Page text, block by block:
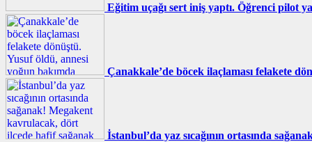
Eğitim uçağı sert iniş yaptı. Öğrenci pilot
Çanakkale’de böcek ilaçlaması felakete
İstanbul’da yaz sıcağının ortasında